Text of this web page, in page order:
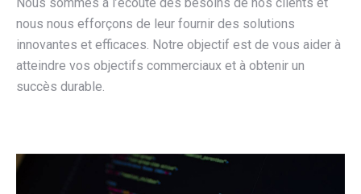
nous nous efforçons de leur fournir des solutions
innovantes et efficaces. Notre objectif est de vous aider à
atteindre vos objectifs commerciaux et à obtenir un
succès durable.